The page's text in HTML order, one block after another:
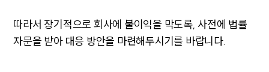
오시는 길
글로벌 파트너 로펌
고객의 소리
따라서 장기적으로 회사에 불이익을 막도록, 사전에 법률
자문을 받아 대응 방안을 마련해두시기를 바랍니다.